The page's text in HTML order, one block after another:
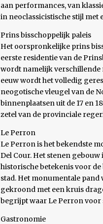
aan performances, van
in neoclassicistische stijl
Prins bisschoppelijk paleis
Het oorspronkelijke prins
eerste residentie van de
wordt namelijk verschillende
eeuw wordt het volledig
neogotische vleugel van de
binnenplaatsen uit de 17 en
zetel van de provinciale
Le Perron
Le Perron is het bekendste
Del Cour. Het stenen
historische betekenis voor
stad. Het monumentale
gekroond met een kruis
begrijpt waar Le Perron voor
Gastronomie